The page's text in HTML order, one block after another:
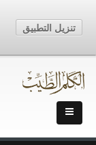
تنزيل التطبيق